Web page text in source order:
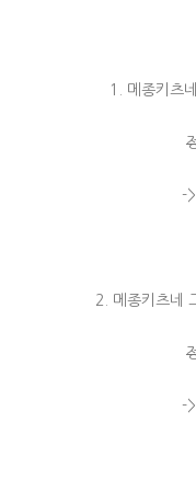
1. 메종키츠
-
2. 메종키츠네
-